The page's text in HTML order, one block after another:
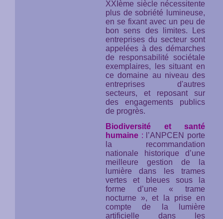
XXIème siècle nécessitente
plus de sobriété lumineuse,
en se fixant avec un peu de
bon sens des limites. Les
entreprises du secteur sont
appelées à des démarches
de responsabilité sociétale
exemplaires, les situant en
ce domaine au niveau des
entreprises d'autres
secteurs, et reposant sur
des engagements publics
de progrès.
Biodiversité et santé
humaine : l’ANPCEN porte
la recommandation
nationale historique d’une
meilleure gestion de la
lumière dans les trames
vertes et bleues sous la
forme d’une « trame
nocturne », et la prise en
compte de la lumière
artificielle dans les